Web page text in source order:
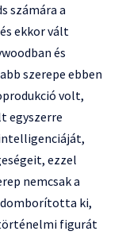
számára a
ekkor vált
és
szerepe ebben
volt,
egyszerre
ezzel
nemcsak a
ki,
figurát